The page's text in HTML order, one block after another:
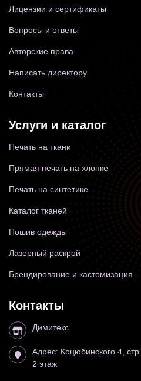
Лицензии и сертификаты
Вопросы и ответы
Авторские права
Написать директору
Контакты
Услуги и каталог
Печать на ткани
Прямая печать на хлопке
Печать на синтетике
Каталог тканей
Пошив одежды
Лазерный раскрой
Брендирование и кастомизация
Контакты
Димитекс
Адрес: Коцюбинского 4, стр
2 этаж